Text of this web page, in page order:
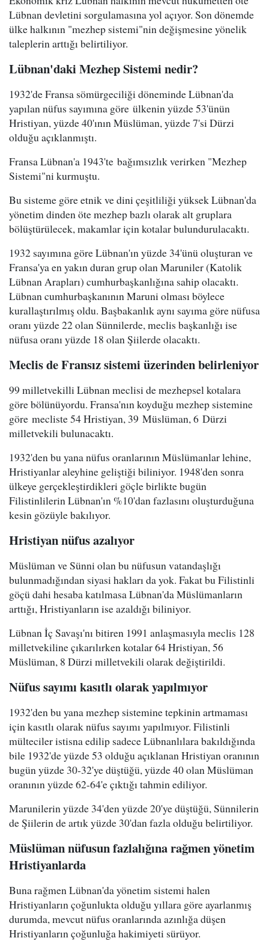
Lübnan devletini sorgulamasına yol açıyor. Son dönemde
ülke halkının "mezhep sistemi"nin değişmesine yönelik
taleplerin arttığı belirtiliyor.
Lübnan'daki Mezhep Sistemi nedir?
1932'de Fransa sömürgeciliği döneminde Lübnan'da
yapılan nüfus sayımına göre ülkenin yüzde 53'ünün
Hristiyan, yüzde 40'ının Müslüman, yüzde 7'si Dürzi
olduğu açıklanmıştı.
Fransa Lübnan'a 1943'te bağımsızlık verirken "Mezhep
Sistemi"ni kurmuştu.
Bu sisteme göre etnik ve dini çeşitliliği yüksek Lübnan'da
yönetim dinden öte mezhep bazlı olarak alt gruplara
bölüştürülecek, makamlar için kotalar bulundurulacaktı.
1932 sayımına göre Lübnan'ın yüzde 34'ünü oluşturan ve
Fransa'ya en yakın duran grup olan Maruniler (Katolik
Lübnan Arapları) cumhurbaşkanlığına sahip olacaktı.
Lübnan cumhurbaşkanının Maruni olması böylece
kurallaştırılmış oldu. Başbakanlık aynı sayıma göre nüfusa
oranı yüzde 22 olan Sünnilerde, meclis başkanlığı ise
nüfusa oranı yüzde 18 olan Şiilerde olacaktı.
Meclis de Fransız sistemi üzerinden belirleniyor
99 milletvekilli Lübnan meclisi de mezhepsel kotalara
göre bölünüyordu. Fransa'nın koyduğu mezhep sistemine
göre mecliste 54 Hristiyan, 39 Müslüman, 6 Dürzi
milletvekili bulunacaktı.
1932'den bu yana nüfus oranlarının Müslümanlar lehine,
Hristiyanlar aleyhine geliştiği biliniyor. 1948'den sonra
ülkeye gerçekleştirdikleri göçle birlikte bugün
Filistinlilerin Lübnan'ın %10'dan fazlasını oluşturduğuna
kesin gözüyle bakılıyor.
Hristiyan nüfus azalıyor
Müslüman ve Sünni olan bu nüfusun vatandaşlığı
bulunmadığından siyasi hakları da yok. Fakat bu Filistinli
göçü dahi hesaba katılmasa Lübnan'da Müslümanların
arttığı, Hristiyanların ise azaldığı biliniyor.
Lübnan İç Savaşı'nı bitiren 1991 anlaşmasıyla meclis 128
milletvekiline çıkarılırken kotalar 64 Hristiyan, 56
Müslüman, 8 Dürzi milletvekili olarak değiştirildi.
Nüfus sayımı kasıtlı olarak yapılmıyor
1932'den bu yana mezhep sistemine tepkinin artmaması
için kasıtlı olarak nüfus sayımı yapılmıyor. Filistinli
mülteciler istisna edilip sadece Lübnanlılara bakıldığında
bile 1932'de yüzde 53 olduğu açıklanan Hristiyan oranının
bugün yüzde 30-32'ye düştüğü, yüzde 40 olan Müslüman
oranının yüzde 62-64'e çıktığı tahmin ediliyor.
Marunilerin yüzde 34'den yüzde 20'ye düştüğü, Sünnilerin
de Şiilerin de artık yüzde 30'dan fazla olduğu belirtiliyor.
Müslüman nüfusun fazlalığına rağmen yönetim
Hristiyanlarda
Buna rağmen Lübnan'da yönetim sistemi halen
Hristiyanların çoğunlukta olduğu yıllara göre ayarlanmış
durumda, mevcut nüfus oranlarında azınlığa düşen
Hristiyanların çoğunluğa hakimiyeti sürüyor.